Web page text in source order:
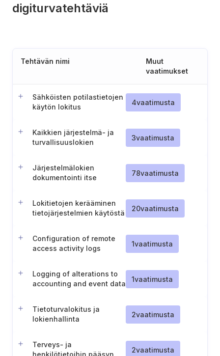
digiturvatehtäviä
Tehtävän nimi
Muut
vaatimukset
Sähköisten potilastietojen
käytön lokitus
4vaatimusta
Kaikkien järjestelmä- ja
turvallisuuslokien
3vaatimusta
Järjestelmälokien
dokumentointi itse
78vaatimusta
Lokitietojen kerääminen
tietojärjestelmien käytöstä
20vaatimusta
Configuration of remote
access activity logs
1vaatimusta
Logging of alterations to
accounting and event data
1vaatimusta
Tietoturvalokitus ja
lokienhallinta
2vaatimusta
Terveys- ja
henkilötietoihin pääsyn
2vaatimusta